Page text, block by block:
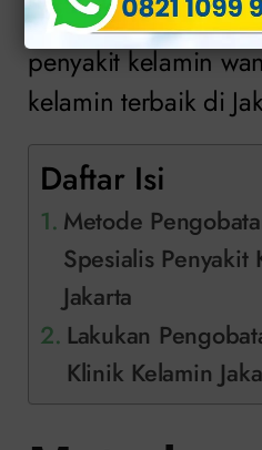
Percayakan
penyakit kelamin
kelamin terbaik di
Daftar Isi
Metode
Spesialis Penyakit
Jakarta
Lakukan
Klinik Kelamin